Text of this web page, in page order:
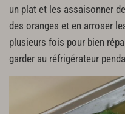
un plat et les assaisonner
des oranges et en arroser
plusieurs fois pour bien
garder au réfrigérateur